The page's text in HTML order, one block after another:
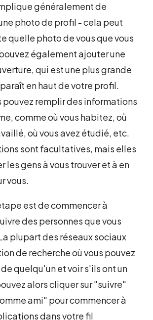
généralement de
photo de profil - cela peut
quelle photo de vous que vous
également ajouter une
qui est une plus grande
en haut de votre profil.
pouvez remplir des informations
comme où vous habitez, où
où vous avez étudié, etc.
sont facultatives, mais elles
les gens à vous trouver et à en
vous.
est de commencer à
des personnes que vous
plupart des réseaux sociaux
de recherche où vous pouvez
quelqu'un et voir s'ils ont un
alors cliquer sur "suivre"
ami" pour commencer à
dans votre fil